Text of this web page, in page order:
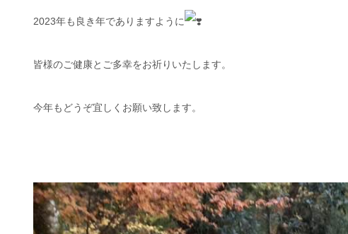
2023年も良き年でありますように
皆様のご健康とご多幸をお祈りいたします。
今年もどうぞ宜しくお願い致します。